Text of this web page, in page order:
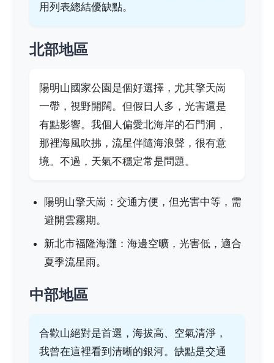
用列表總結優缺點。
北部地區
陽明山國家公園是個好選擇，尤其擎天崗
一帶，視野開闊。但假日人多，光害還是
有點影響。我個人偏愛北海岸的石門洞，
那裡海風吹拂，流星伴隨海浪聲，很有意
境。不過，天氣不穩定常是問題。
陽明山擎天崗：交通方便，但光害中等，需
避開雲霧期。
新北市福隆海灘：海邊空曠，光害低，適合
夏季流星雨。
中部地區
合歡山絕對是首選，海拔高、空氣清淨，
我曾在這裡看到清晰的銀河。缺點是交通